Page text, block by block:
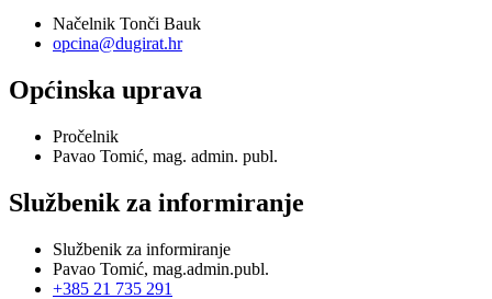
Načelnik Tonči Bauk
opcina@dugirat.hr
Općinska uprava
Pročelnik
Pavao Tomić, mag. admin. publ.
Službenik za informiranje
Službenik za informiranje
Pavao Tomić, mag.admin.publ.
+385 21 735 291